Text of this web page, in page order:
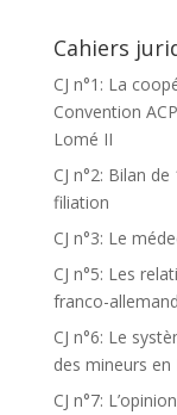
Cahiers
CJ n°1: La
Convention
Lomé II
CJ n°2: Bilan
filiation
CJ n°3: Le
CJ n°5: Les
franco-
CJ n°6: Le
des mineurs en
CJ n°7: